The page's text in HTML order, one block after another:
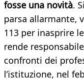
fosse una novità.
parsa allarmante,
113 per inasprire
rende
confronti dei
l’istituzione, nel